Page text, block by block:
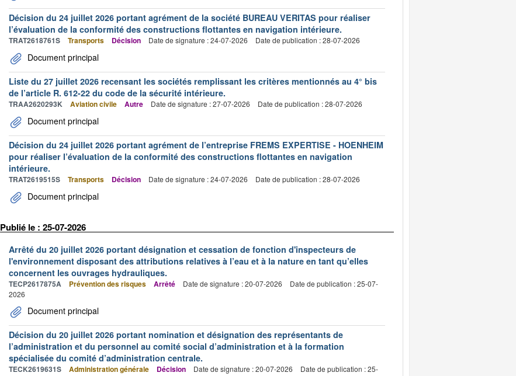
Décision du 24 juillet 2026 portant agrément de la société BUREAU VERITAS pour réaliser
l’évaluation de la conformité des constructions flottantes en navigation intérieure.
TRAT2618761S Transports Décision Date de signature : 24-07-2026 Date de publication : 28-07-2026
Document principal
Liste du 27 juillet 2026 recensant les sociétés remplissant les critères mentionnés au 4° bis
de l’article R. 612-22 du code de la sécurité intérieure.
TRAA2620293K Aviation civile Autre Date de signature : 27-07-2026 Date de publication : 28-07-2026
Document principal
Décision du 24 juillet 2026 portant agrément de l’entreprise FREMS EXPERTISE - HOENHEIM
pour réaliser l’évaluation de la conformité des constructions flottantes en navigation
intérieure.
TRAT2619515S Transports Décision Date de signature : 24-07-2026 Date de publication : 28-07-2026
Document principal
Publié le : 25-07-2026
Arrêté du 20 juillet 2026 portant désignation et cessation de fonction d'inspecteurs de
l'environnement disposant des attributions relatives à l’eau et à la nature en tant qu’elles
concernent les ouvrages hydrauliques.
TECP2617875A Prévention des risques Arrêté Date de signature : 20-07-2026
Date de publication : 25-07-
2026
Document principal
Décision du 20 juillet 2026 portant nomination et désignation des représentants de
l’administration et du personnel au comité social d’administration et à la formation
spécialisée du comité d’administration centrale.
TECK2619631S Administration générale Décision Date de signature : 20-07-2026
Date de publication : 25-